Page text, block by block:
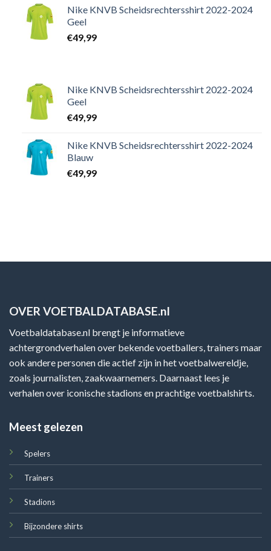
Nike KNVB Scheidsrechtersshirt 2022-2024
Geel
€49,99
Nike KNVB Scheidsrechtersshirt 2022-2024
Geel
€49,99
Nike KNVB Scheidsrechtersshirt 2022-2024
Blauw
€49,99
OVER VOETBALDATABASE.nl
Voetbaldatabase.nl brengt je informatieve
achtergrondverhalen over bekende voetballers, trainers maar
ook andere personen die actief zijn in het voetbalwereldje,
zoals journalisten, zaakwaarnemers. Daarnaast lees je
verhalen over iconische stadions en prachtige voetbalshirts.
Meest gelezen
Spelers
Trainers
Stadions
Bijzondere shirts